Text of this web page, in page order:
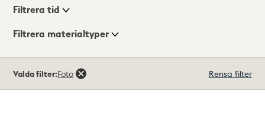
Visningsläge
Filtrera tid
Filtrera materialtyper
träffar
Valda filter:Foto Rensa filter